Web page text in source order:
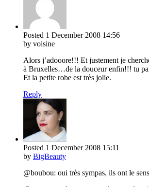
Posted 1 December 2008 14:56
by voisine
Alors j’adooore!!! Et justement je
à Bruxelles…de la douceur enfin!!! tu
Et la petite robe est très jolie.
Reply
Posted 1 December 2008 15:11
by BigBeauty
@boubou: oui très sympas, ils ont le